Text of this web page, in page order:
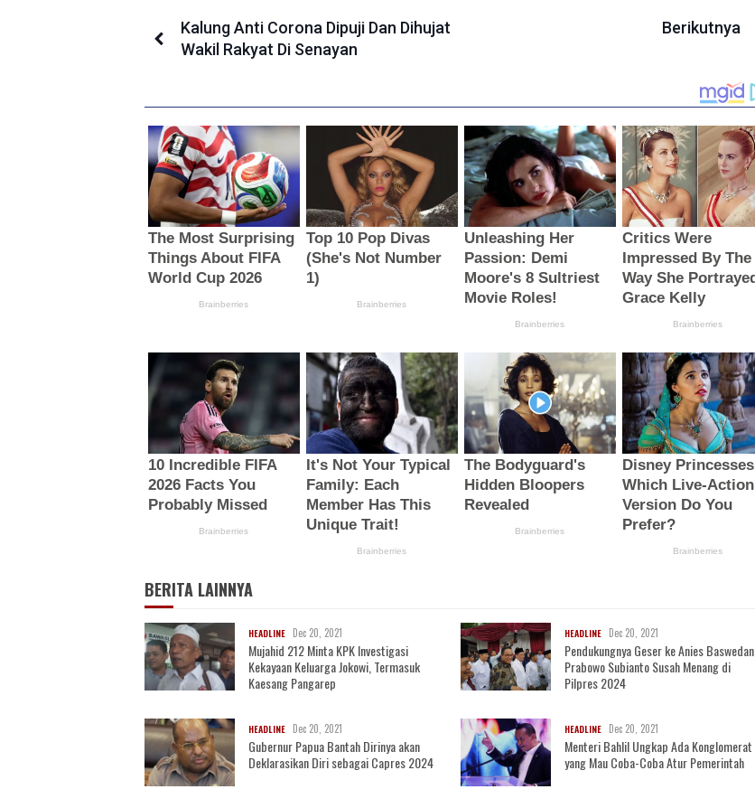
Kalung Anti Corona Dipuji Dan Dihujat
Wakil Rakyat Di Senayan
Berikutnya
BERITA LAINNYA
HEADLINE Dec 20, 2021
Mujahid 212 Minta KPK Investigasi
Kekayaan Keluarga Jokowi, Termasuk
Kaesang Pangarep
HEADLINE Dec 20, 2021
Pendukungnya Geser ke Anies Baswedan,
Prabowo Subianto Susah Menang di
Pilpres 2024
HEADLINE Dec 20, 2021
Gubernur Papua Bantah Dirinya akan
Deklarasikan Diri sebagai Capres 2024
HEADLINE Dec 20, 2021
Menteri Bahlil Ungkap Ada Konglomerat
yang Mau Coba-Coba Atur Pemerintah